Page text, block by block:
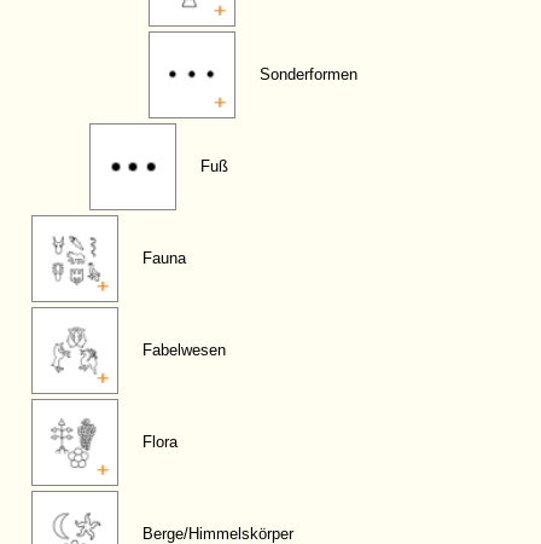
Sonderformen
Fuß
Fauna
Fabelwesen
Flora
Berge/Himmelskörper